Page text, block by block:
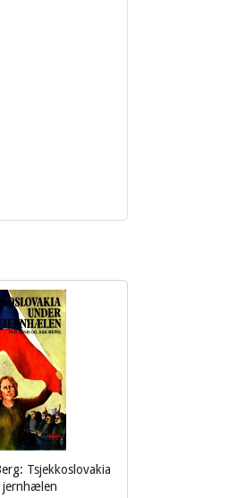
Tsjekkoslovakia
jernhælen